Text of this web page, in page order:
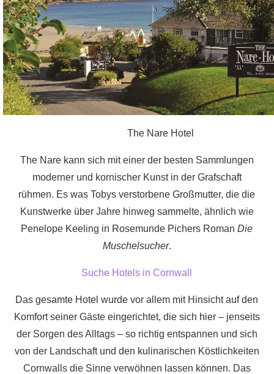
The Nare Hotel
The Nare kann sich mit einer der besten Sammlungen
moderner und kornischer Kunst in der Grafschaft
rühmen. Es was Tobys verstorbene Großmutter, die die
Kunstwerke über Jahre hinweg sammelte, ähnlich wie
Penelope Keeling in Rosemunde Pichers RomanDie
Muschelsucher.
Suche Hotels in Cornwall
Das gesamte Hotel wurde vor allem mit Hinsicht auf den
Komfort seiner Gäste eingerichtet, die sich hier – jenseits
der Sorgen des Alltags – so richtig entspannen und sich
von der Landschaft und den kulinarischen Köstlichkeiten
Cornwalls die Sinne verwöhnen lassen können. Das